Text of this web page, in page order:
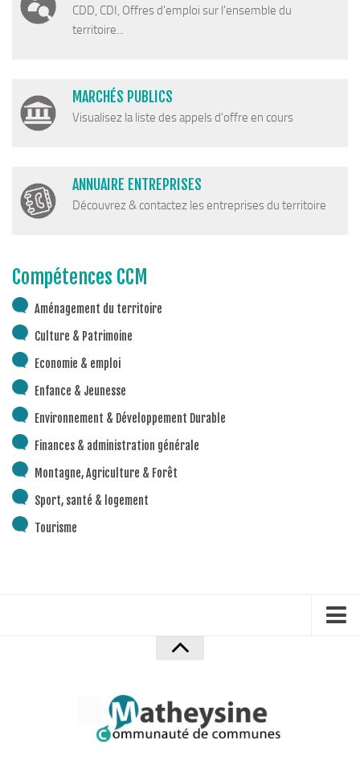
CDD, CDI, Offres d'emploi sur l'ensemble du
territoire...
MARCHÉS PUBLICS
Visualisez la liste des appels d'offre en cours
ANNUAIRE ENTREPRISES
Découvrez & contactez les entreprises du territoire
Compétences CCM
Aménagement du territoire
Culture & Patrimoine
Economie & emploi
Enfance & Jeunesse
Environnement & Développement Durable
Finances & administration générale
Montagne, Agriculture & Forêt
Sport, santé & logement
Tourisme
Politique de confidentialité